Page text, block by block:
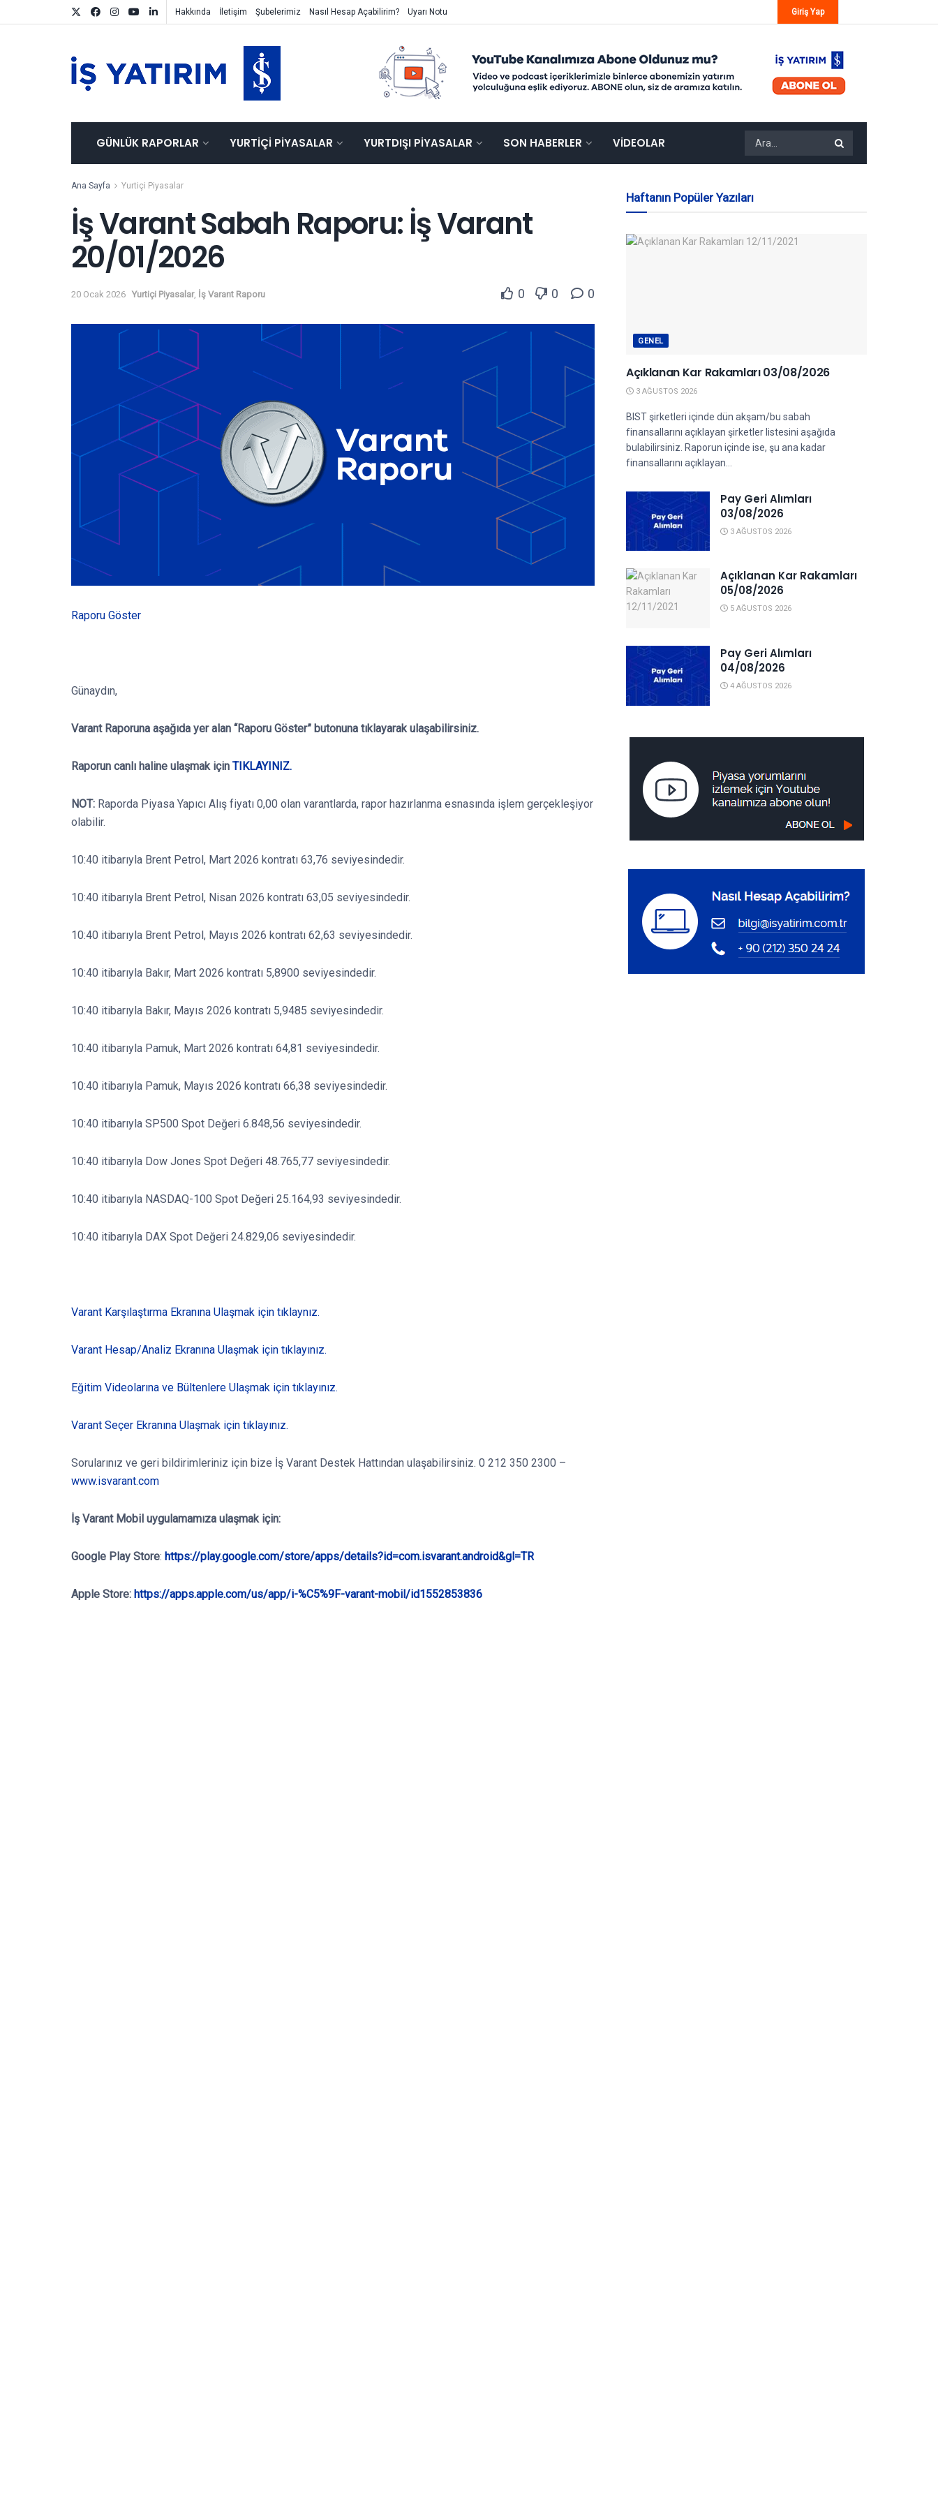
Hakkında İletişim Şubelerimiz Nasıl Hesap Açabilirim? Uyarı Notu Giriş Yap
GÜNLÜK RAPORLAR YURTIÇI PIYASALAR YURTDIŞI PIYASALAR SON HABERLER VIDEOLAR
Ana Sayfa Yurtiçi Piyasalar
İş Varant Sabah Raporu: İş Varant
20/01/2026
20 Ocak 2026 Yurtiçi Piyasalar, İş Varant Raporu 0 0 0
Raporu Göster
Günaydın,
Varant Raporuna aşağıda yer alan “Raporu Göster” butonuna tıklayarak ulaşabilirsiniz.
Raporun canlı haline ulaşmak için TIKLAYINIZ.
NOT: Raporda Piyasa Yapıcı Alış fiyatı 0,00 olan varantlarda, rapor hazırlanma esnasında işlem gerçekleşiyor
olabilir.
10:40 itibarıyla Brent Petrol, Mart 2026 kontratı 63,76 seviyesindedir.
10:40 itibarıyla Brent Petrol, Nisan 2026 kontratı 63,05 seviyesindedir.
10:40 itibarıyla Brent Petrol, Mayıs 2026 kontratı 62,63 seviyesindedir.
10:40 itibarıyla Bakır, Mart 2026 kontratı 5,8900 seviyesindedir.
10:40 itibarıyla Bakır, Mayıs 2026 kontratı 5,9485 seviyesindedir.
10:40 itibarıyla Pamuk, Mart 2026 kontratı 64,81 seviyesindedir.
10:40 itibarıyla Pamuk, Mayıs 2026 kontratı 66,38 seviyesindedir.
10:40 itibarıyla SP500 Spot Değeri 6.848,56 seviyesindedir.
10:40 itibarıyla Dow Jones Spot Değeri 48.765,77 seviyesindedir.
10:40 itibarıyla NASDAQ-100 Spot Değeri 25.164,93 seviyesindedir.
10:40 itibarıyla DAX Spot Değeri 24.829,06 seviyesindedir.
Varant Karşılaştırma Ekranına Ulaşmak için tıklaynız.
Varant Hesap/Analiz Ekranına Ulaşmak için tıklayınız.
Eğitim Videolarına ve Bültenlere Ulaşmak için tıklayınız.
Varant Seçer Ekranına Ulaşmak için tıklayınız.
Sorularınız ve geri bildirimleriniz için bize İş Varant Destek Hattından ulaşabilirsiniz. 0 212 350 2300 –
www.isvarant.com
İş Varant Mobil uygulamamıza ulaşmak için:
Google Play Store: https://play.google.com/store/apps/details?id=com.isvarant.android&gl=TR
Apple Store: https://apps.apple.com/us/app/i-%C5%9F-varant-mobil/id1552853836
Haftanın Popüler Yazıları
GENEL
Açıklanan Kar Rakamları 03/08/2026
3 AĞUSTOS 2026
BIST şirketleri içinde dün akşam/bu sabah
finansallarını açıklayan şirketler listesini aşağıda
bulabilirsiniz. Raporun içinde ise, şu ana kadar
finansallarını açıklayan...
Pay Geri Alımları
03/08/2026
3 AĞUSTOS 2026
Açıklanan Kar Rakamları
05/08/2026
5 AĞUSTOS 2026
Pay Geri Alımları
04/08/2026
4 AĞUSTOS 2026